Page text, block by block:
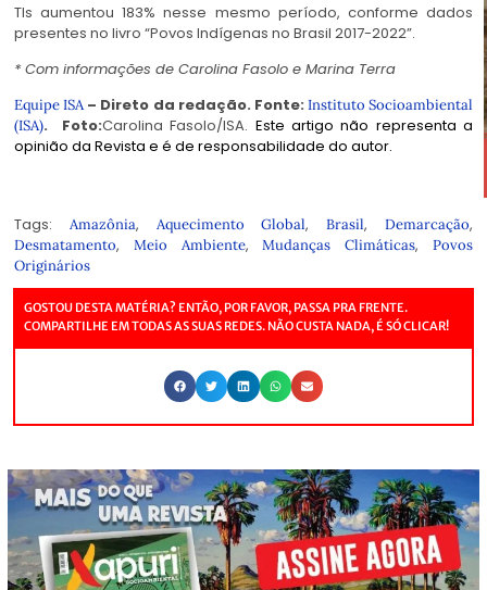
TIs aumentou 183% nesse mesmo período, conforme dados
presentes no livro “Povos Indígenas no Brasil 2017-2022”.
* Com informações de Carolina Fasolo e Marina Terra
Equipe ISA– Direto da redação. Fonte: Instituto Socioambiental
(ISA). Foto:Carolina Fasolo/ISA. Este artigo não representa a
opinião da Revista e é de responsabilidade do autor.
Tags: Amazônia, Aquecimento Global,Brasil,Demarcação,
Desmatamento, Meio Ambiente,Mudanças Climáticas,Povos
Originários
GOSTOU DESTA MATÉRIA? ENTÃO, POR FAVOR, PASSA PRA FRENTE.
COMPARTILHE EM TODAS AS SUAS REDES. NÃO CUSTA NADA, É SÓ CLICAR!